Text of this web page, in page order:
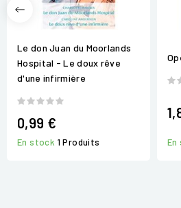
Le don Juan du Moorlands
Hospital - Le doux rêve
d'une infirmière
0,99 €
En stock 1 Produits En